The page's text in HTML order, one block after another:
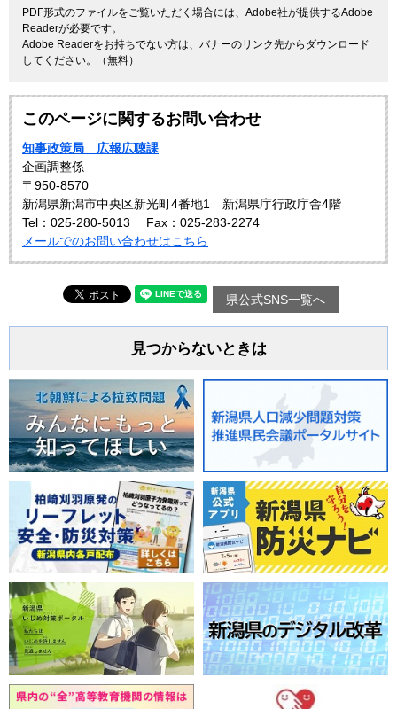
PDF形式のファイルをご覧いただく場合には、Adobe社が提供するAdobe
Readerが必要です。
Adobe Readerをお持ちでない方は、バナーのリンク先からダウンロード
してください。（無料）
このページに関するお問い合わせ
知事政策局 広報広聴課
企画調整係
〒950-8570
新潟県新潟市中央区新光町4番地1 新潟県庁行政庁舎4階
Tel：025-280-5013
Fax：025-283-2274
メールでのお問い合わせはこちら
県公式SNS一覧へ
見つからないときは